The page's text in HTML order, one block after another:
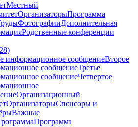
Местный
ОрганизаторыПрограмма
ФотографииДополнительная
Родственные конференции
информационное сообщениеВторое
сообщениеТретье
сообщениеЧетвертое
Организационный
ОрганизаторыСпонсоры и
Важные
Программа